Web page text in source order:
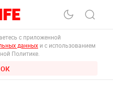
с приложенной
данных и с использованием
Политике.
ОК